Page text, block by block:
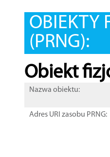
OBIEKTY
(PRNG):
Obiekt
Nazwa obiektu:
Adres URI zasobu PRNG: